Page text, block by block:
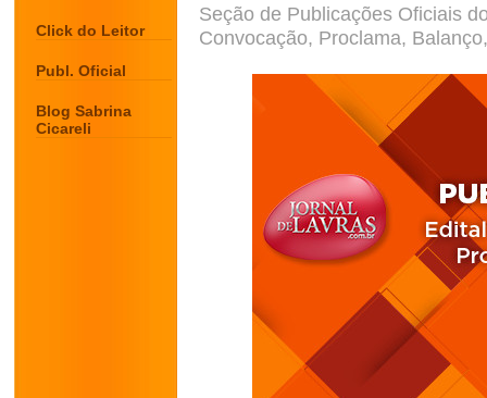
Click do Leitor
Publ. Oficial
Blog Sabrina
Cicareli
Seção de Publicações Oficiais
Convocação, Proclama,